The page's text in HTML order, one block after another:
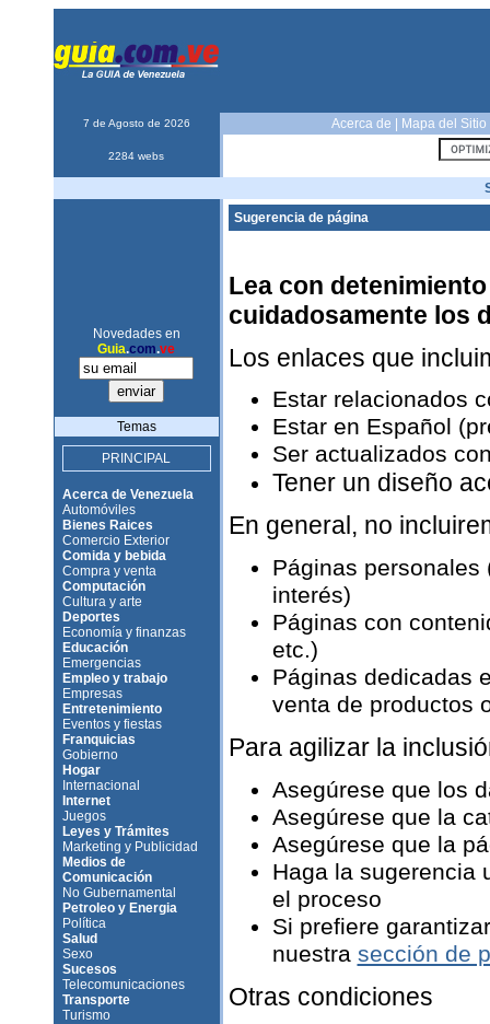
7 de Agosto de 2026 Acerca de Mapa del Sitio
2284 webs
Novedades en
Guia.com.ve
Temas
PRINCIPAL
Acerca de Venezuela
Automóviles
Bienes Raices
Comercio Exterior
Comida y bebida
Compra y venta
Computación
Cultura y arte
Deportes
Economía y finanzas
Educación
Emergencias
Empleo y trabajo
Empresas
Entretenimiento
Eventos y fiestas
Franquicias
Gobierno
Hogar
Internacional
Internet
Juegos
Leyes y Trámites
Marketing y Publicidad
Medios de
Comunicación
No Gubernamental
Petroleo y Energia
Política
Salud
Sexo
Sucesos
Telecomunicaciones
Transporte
Turismo
Sugerencia de página
Lea con
cuidadosamente los
Los enlaces que
Estar relacionados
Estar en Español
Ser actualizados
Tener un diseño
En general, no
Páginas personales
interés)
Páginas con
etc.)
Páginas dedicadas
venta de productos
Para agilizar la
Asegúrese que los
Asegúrese que la
Asegúrese que la
Haga la sugerencia
el proceso
Si prefiere
nuestra sección de
Otras condiciones